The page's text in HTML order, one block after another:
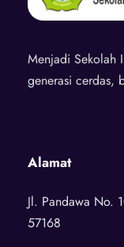
Menjadi Sekolah
generasi cerdas,
Alamat
Jl. Pandawa No.
57168